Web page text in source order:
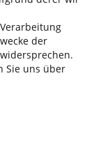
der
Sie uns über